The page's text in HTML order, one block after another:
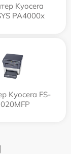
Kyocera
PA4000x
Kyocera FS-